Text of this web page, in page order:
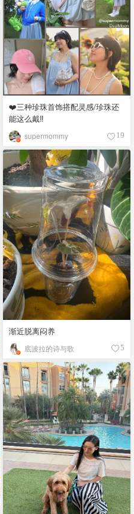
❤️三种珍珠首饰搭配灵感/珍珠还
能这么戴‼️
supermommy 19
渐近脱离闷养
底波拉的诗与歌 5